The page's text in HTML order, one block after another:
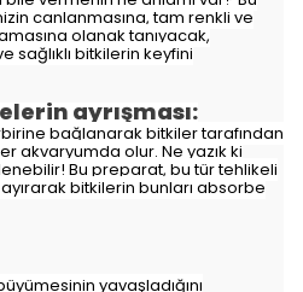
canlanmasına, tam renkli ve
olanak tanıyacak,
bitkilerin keyfini
ayrışması:
bağlanarak bitkiler tarafından
akvaryumda olur. Ne yazık ki
Bu preparat, bu tür tehlikeli
bitkilerin bunları absorbe
yavaşladığını